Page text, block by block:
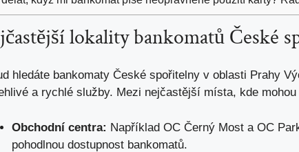
lokality bankomatů České
hledáte bankomaty České spořitelny v oblasti​ Prahy
a rychlé služby. Mezi nejčastější místa, kde
Obchodní centra: Například OC Černý Most a OC
pohodlnou dostupnost⁢ bankomatů.